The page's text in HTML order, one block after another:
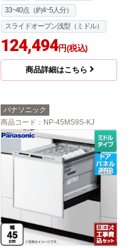
33~40点（約4~5人分）
スライドオープン浅型（ミドル）
124,494円(税込)
商品詳細はこちら
パナソニック
商品コード ：NP-45MS9S-KJ